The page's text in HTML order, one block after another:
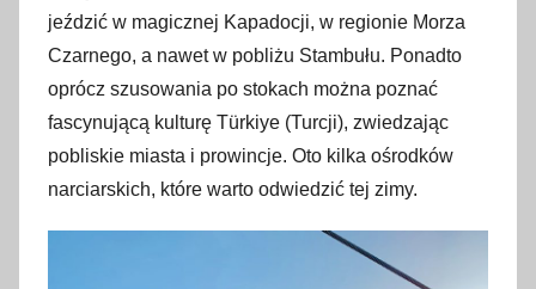
o
p
a
d
a
2
jeździć w magicznej Kapadocji, w regionie Morza
Czarnego, a nawet w pobliżu Stambułu. Ponadto
oprócz szusowania po stokach można poznać
fascynującą kulturę Türkiye (Turcji), zwiedzając
pobliskie miasta i prowincje. Oto kilka ośrodków
narciarskich, które warto odwiedzić tej zimy.